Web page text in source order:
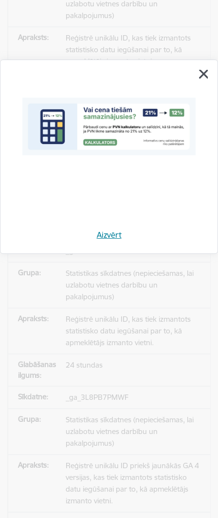
Aizvērt
uzlabotu vietnes darbību un
pakalpojumus)
Reģistrē unikālu ID, kas tiek izmantots
statistisko datu iegūšanai par to, kā
apmeklētājs izmanto vietni.
Statistikas sīkdatnes (nepieciešamas, lai
Statistikas sīkdatnes (nepieciešamas, lai
uzlabotu vietnes darbību un
pakalpojumus)
Reģistrē unikālu ID, kas tiek izmantots
statistisko datu iegūšanai par to, kā
apmeklētājs izmanto vietni.
24 stundas
_ga_3L8PB7PMWF
Statistikas sīkdatnes (nepieciešamas, lai
uzlabotu vietnes darbību un
pakalpojumus)
Reģistrē unikālu ID priekš jaunākās GA 4
versijas, kas tiek izmantots statistisko
datu iegūšanai par to, kā apmeklētājs
izmanto vietni.